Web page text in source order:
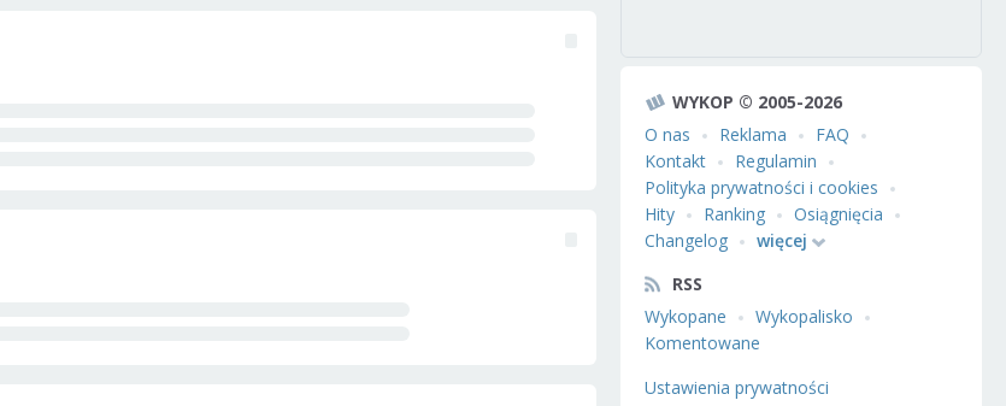
WYKOP © 2005-2026
O nas
Reklama
FAQ
Kontakt
Regulamin
Polityka prywatności i cookies
Hity
Ranking
Osiągnięcia
Changelog
więcej
RSS
Wykopane
Wykopalisko
Komentowane
Ustawienia prywatności